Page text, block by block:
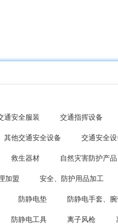
通安全服装 交通指挥设备
其他交通安全设备 交通安全设
救生器材 自然灾害防护产品
加盟 安全、防护用品加工
防静电垫 防静电手套、
防静电工具 离子风枪